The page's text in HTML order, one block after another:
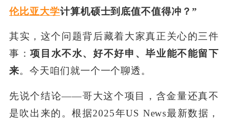
伦比亚大学计算机硕士到底值不值得冲？”
其实，这个问题背后藏着大家真正关心的三件
事：项目水不水、好不好申、毕业能不能留下
来。今天咱们就一个一个聊透。
先说个结论——哥大这个项目，含金量还真不
是吹出来的。根据2025年US News最新数据，